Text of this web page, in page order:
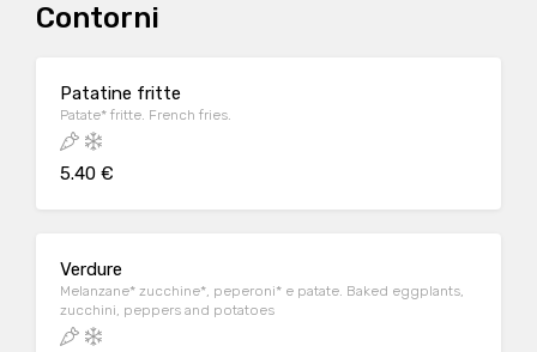
Contorni
Patatine fritte
Patate* fritte. French fries.
5.40 €
Verdure
Melanzane* zucchine*, peperoni* e patate. Baked eggplants,
zucchini, peppers and potatoes